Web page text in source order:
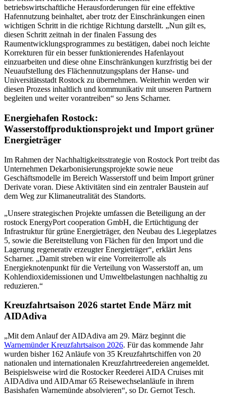
betriebswirtschaftliche Herausforderungen für eine effektive
Hafennutzung beinhaltet, aber trotz der Einschränkungen einen
wichtigen Schritt in die richtige Richtung darstellt. „Nun gilt es,
diesen Schritt zeitnah in der finalen Fassung des
Raumentwicklungsprogrammes zu bestätigen, dabei noch leichte
Korrekturen für ein besser funktionierendes Hafenlayout
einzuarbeiten und diese ohne Einschränkungen kurzfristig bei der
Neuaufstellung des Flächennutzungsplans der Hanse- und
Universitätsstadt Rostock zu übernehmen. Weiterhin werden wir
diesen Prozess inhaltlich und kommunikativ mit unseren Partnern
begleiten und weiter vorantreiben“ so Jens Scharner.
Energiehafen Rostock:
Wasserstoffproduktionsprojekt und Import grüner
Energieträger
Im Rahmen der Nachhaltigkeitsstrategie von Rostock Port treibt das
Unternehmen Dekarbonisierungsprojekte sowie neue
Geschäftsmodelle im Bereich Wasserstoff und beim Import grüner
Derivate voran. Diese Aktivitäten sind ein zentraler Baustein auf
dem Weg zur Klimaneutralität des Standorts.
„Unsere strategischen Projekte umfassen die Beteiligung an der
rostock EnergyPort cooperation GmbH, die Ertüchtigung der
Infrastruktur für grüne Energieträger, den Neubau des Liegeplatzes
5, sowie die Bereitstellung von Flächen für den Import und die
Lagerung regenerativ erzeugter Energieträger“, erklärt Jens
Scharner. „Damit streben wir eine Vorreiterrolle als
Energieknotenpunkt für die Verteilung von Wasserstoff an, um
Kohlendioxidemissionen und Umweltbelastungen nachhaltig zu
reduzieren.“
Kreuzfahrtsaison 2026 startet Ende März mit
AIDAdiva
„Mit dem Anlauf der AIDAdiva am 29. März beginnt die
Warnemünder Kreuzfahrtsaison 2026. Für das kommende Jahr
wurden bisher 162 Anläufe von 35 Kreuzfahrtschiffen von 20
nationalen und internationalen Kreuzfahrtreedereien angemeldet.
Beispielsweise wird die Rostocker Reederei AIDA Cruises mit
AIDAdiva und AIDAmar 65 Reisewechselanläufe in ihrem
Basishafen Warnemünde absolvieren“, so Dr. Gernot Tesch.